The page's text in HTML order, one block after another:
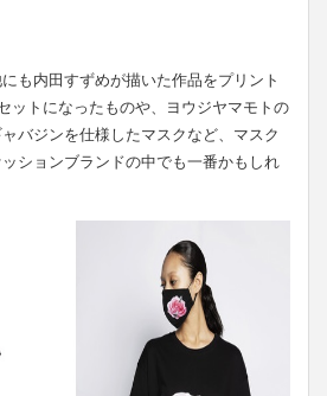
も内田すずめが描いた作品をプリント
ットになったものや、ヨウジヤマモトの
バジンを仕様したマスクなど、マスク
ションブランドの中でも一番かもしれ